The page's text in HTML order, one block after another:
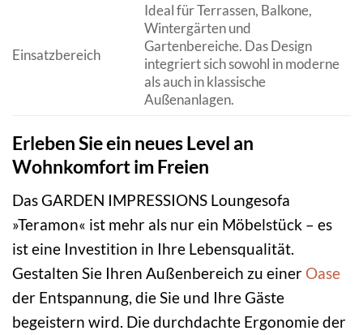
Einsatzbereich
Ideal für Terrassen, Balkone,
Wintergärten und
Gartenbereiche. Das Design
integriert sich sowohl in moderne
als auch in klassische
Außenanlagen.
Erleben Sie ein neues Level an
Wohnkomfort im Freien
Das GARDEN IMPRESSIONS Loungesofa
»Teramon« ist mehr als nur ein Möbelstück – es
ist eine Investition in Ihre Lebensqualität.
Gestalten Sie Ihren Außenbereich zu einer Oase
der Entspannung, die Sie und Ihre Gäste
begeistern wird. Die durchdachte Ergonomie der